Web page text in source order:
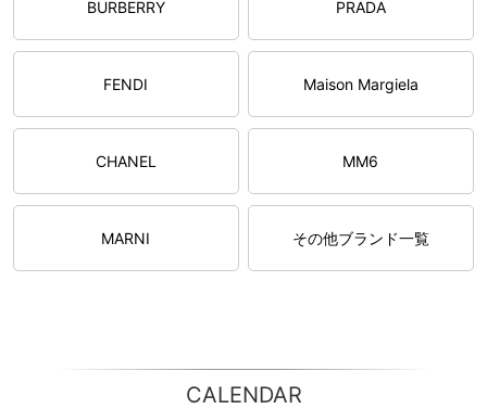
BURBERRY PRADA
FENDI Maison Margiela
CHANEL MM6
MARNI その他ブランド一覧
CALENDAR